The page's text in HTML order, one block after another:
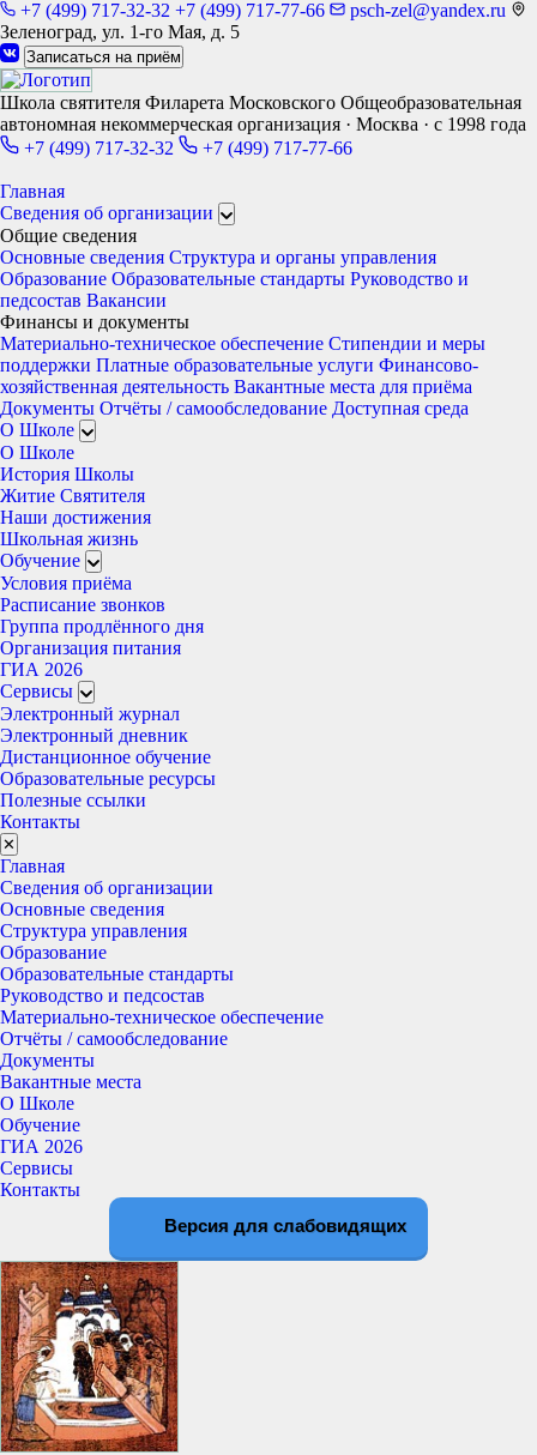
+7 (499) 717-32-32 +7 (499) 717-77-66
psch-zel@yandex.ru
Зеленоград, ул. 1-го Мая, д. 5
Записаться на приём
Школа святителя Филарета Московского Общеобразовательная
автономная некоммерческая организация · Москва · с 1998 года
+7 (499) 717-32-32
+7 (499) 717-77-66
Главная
Сведения об организации
Общие сведения
Основные сведения Структура и органы управления
Образование Образовательные стандарты Руководство и
педсостав Вакансии
Финансы и документы
Материально-техническое обеспечение Стипендии и меры
поддержки Платные образовательные услуги Финансово-
хозяйственная деятельность Вакантные места для приёма
Документы Отчёты / самообследование Доступная среда
О Школе
О Школе
История Школы
Житие Святителя
Наши достижения
Школьная жизнь
Обучение
Условия приёма
Расписание звонков
Группа продлённого дня
Организация питания
ГИА 2026
Сервисы
Электронный журнал
Электронный дневник
Дистанционное обучение
Образовательные ресурсы
Полезные ссылки
Контакты
✕
Главная
Сведения об организации
Основные сведения
Структура управления
Образование
Образовательные стандарты
Руководство и педсостав
Материально-техническое обеспечение
Отчёты / самообследование
Документы
Вакантные места
О Школе
Обучение
ГИА 2026
Сервисы
Контакты
Версия для слабовидящих